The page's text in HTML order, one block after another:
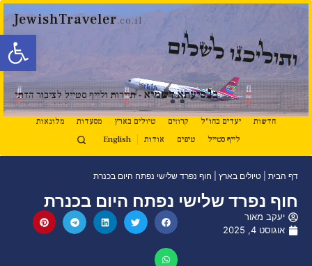
פתח
JewishTraveler.co.il
ותוליכנו לשלום
בנסיעתא דשמיא- תיירות ולייף סטייל לציבור הדתי
חדשות יעדים בחו"ל קרוזים טיולים בארץ מסעדות
מלונאות
לייף סטייל
טיפים אודות English
דף הבית טיולים בארץ חוף נפרד שלישי נפתח היום בכנרת
חוף נפרד שלישי נפתח היום בכנרת
יעקב מאור
אוגוסט 4, 2025